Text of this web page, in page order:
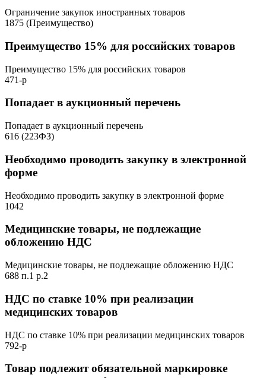
Ограничение закупок иностранных товаров
1875 (Преимущество)
Преимущество 15% для российских товаров
Преимущество 15% для российских товаров
471-р
Попадает в аукционный перечень
Попадает в аукционный перечень
616 (223ФЗ)
Необходимо проводить закупку в электронной
форме
Необходимо проводить закупку в электронной форме
1042
Медицинские товары, не подлежащие
обложению НДС
Медицинские товары, не подлежащие обложению НДС
688 п.1 р.2
НДС по ставке 10% при реализации
медицинских товаров
НДС по ставке 10% при реализации медицинских товаров
792-р
Товар подлежит обязательной маркировке